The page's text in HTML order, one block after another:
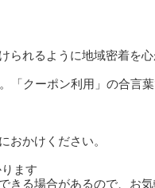
れるように地域密着を
おかけください。
ます
る場合があるので、お気